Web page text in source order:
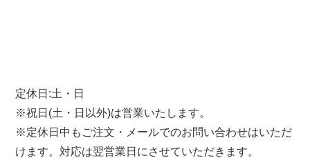
定休日:土・日
※祝日(土・日以外)は営業いたします。
※定休日中もご注文・メールでのお問い合わせはいただ
けます。対応は翌営業日にさせていただきます。